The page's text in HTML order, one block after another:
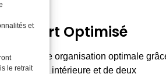
et
le retrait
Confort Optimisé
offre une organisation optimale
poche intérieure et de deux